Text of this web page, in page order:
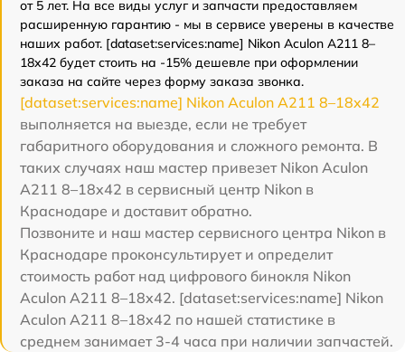
от 5 лет. На все виды услуг и запчасти предоставляем
расширенную гарантию - мы в сервисе уверены в качестве
наших работ. [dataset:services:name] Nikon Aculon A211 8–
18x42 будет стоить на -15% дешевле при оформлении
заказа на сайте через форму заказа звонка.
[dataset:services:name] Nikon Aculon A211 8–18x42
выполняется на выезде, если не требует
габаритного оборудования и сложного ремонта. В
таких случаях наш мастер привезет Nikon Aculon
A211 8–18x42 в сервисный центр Nikon в
Краснодаре и доставит обратно.
Позвоните и наш мастер сервисного центра Nikon в
Краснодаре проконсультирует и определит
стоимость работ над цифрового бинокля Nikon
Aculon A211 8–18x42. [dataset:services:name] Nikon
Aculon A211 8–18x42 по нашей статистике в
среднем занимает 3-4 часа при наличии запчастей.